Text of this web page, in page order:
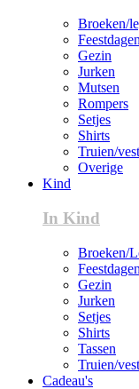
Broeken/
Feestdagen
Gezin
Jurken
Mutsen
Rompers
Setjes
Shirts
Truien/
Overige
Kind
In Kind
Broeken/
Feestdagen
Gezin
Jurken
Setjes
Shirts
Tassen
Truien/
Cadeau's